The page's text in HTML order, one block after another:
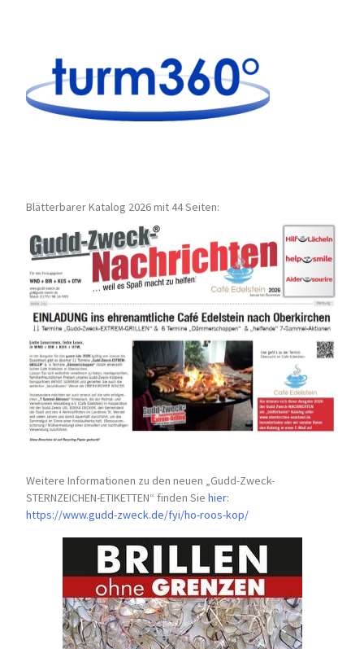
Blätterbarer Katalog 2026 mit 44 Seiten:
Weitere Informationen zu den neuen „Gudd-Zweck-
STERNZEICHEN-ETIKETTEN“ finden Siehier:
https://www.gudd-zweck.de/fyi/ho-roos-kop/